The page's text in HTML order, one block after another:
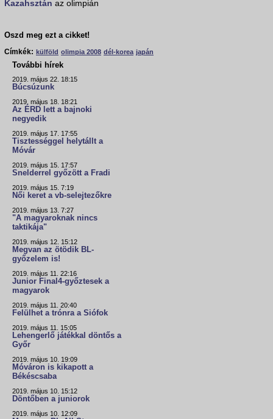
Kazahsztán az olimpián
Oszd meg ezt a cikket!
Címkék: külföld olimpia 2008 dél-korea japán
További hírek
2019. május 22. 18:15
Búcsúzunk
2019. május 18. 18:21
Az ÉRD lett a bajnoki
negyedik
2019. május 17. 17:55
Tisztességgel helytállt a
Móvár
2019. május 15. 17:57
Snelderrel győzött a Fradi
2019. május 15. 7:19
Női keret a vb-selejtezőkre
2019. május 13. 7:27
"A magyaroknak nincs
taktikája"
2019. május 12. 15:12
Megvan az ötödik BL-
győzelem is!
2019. május 11. 22:16
Junior Final4-győztesek a
magyarok
2019. május 11. 20:40
Felülhet a trónra a Siófok
2019. május 11. 15:05
Lehengerlő játékkal döntős a
Győr
2019. május 10. 19:09
Móváron is kikapott a
Békéscsaba
2019. május 10. 15:12
Döntőben a juniorok
2019. május 10. 12:09